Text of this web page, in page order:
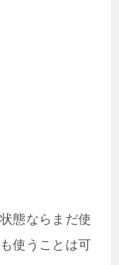
態ならまだ使
使うことは可